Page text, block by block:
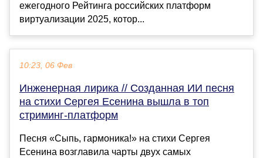
ежегодного Рейтинга российских платформ
виртуализации 2025, котор...
10:23, 06 Фев
Инженерная лирика // Созданная ИИ песня
на стихи Сергея Есенина вышла в топ
стриминг-платформ
Песня «Сыпь, гармоника!» на стихи Сергея
Есенина возглавила чарты двух самых